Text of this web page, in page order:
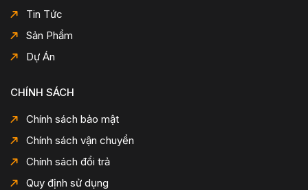
Tin Tức
Sản Phẩm
Dự Án
CHÍNH SÁCH
Chính sách bảo mật
Chính sách vận chuyển
Chính sách đổi trả
Quy định sử dụng